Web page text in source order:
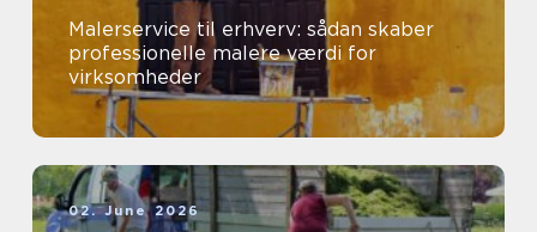
Malerservice til erhverv: sådan skaber
professionelle malere værdi for
virksomheder
02. June 2026